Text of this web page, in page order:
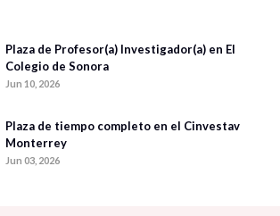
Plaza de Profesor(a) Investigador(a) en El
Colegio de Sonora
Jun 10, 2026
Plaza de tiempo completo en el Cinvestav
Monterrey
Jun 03, 2026